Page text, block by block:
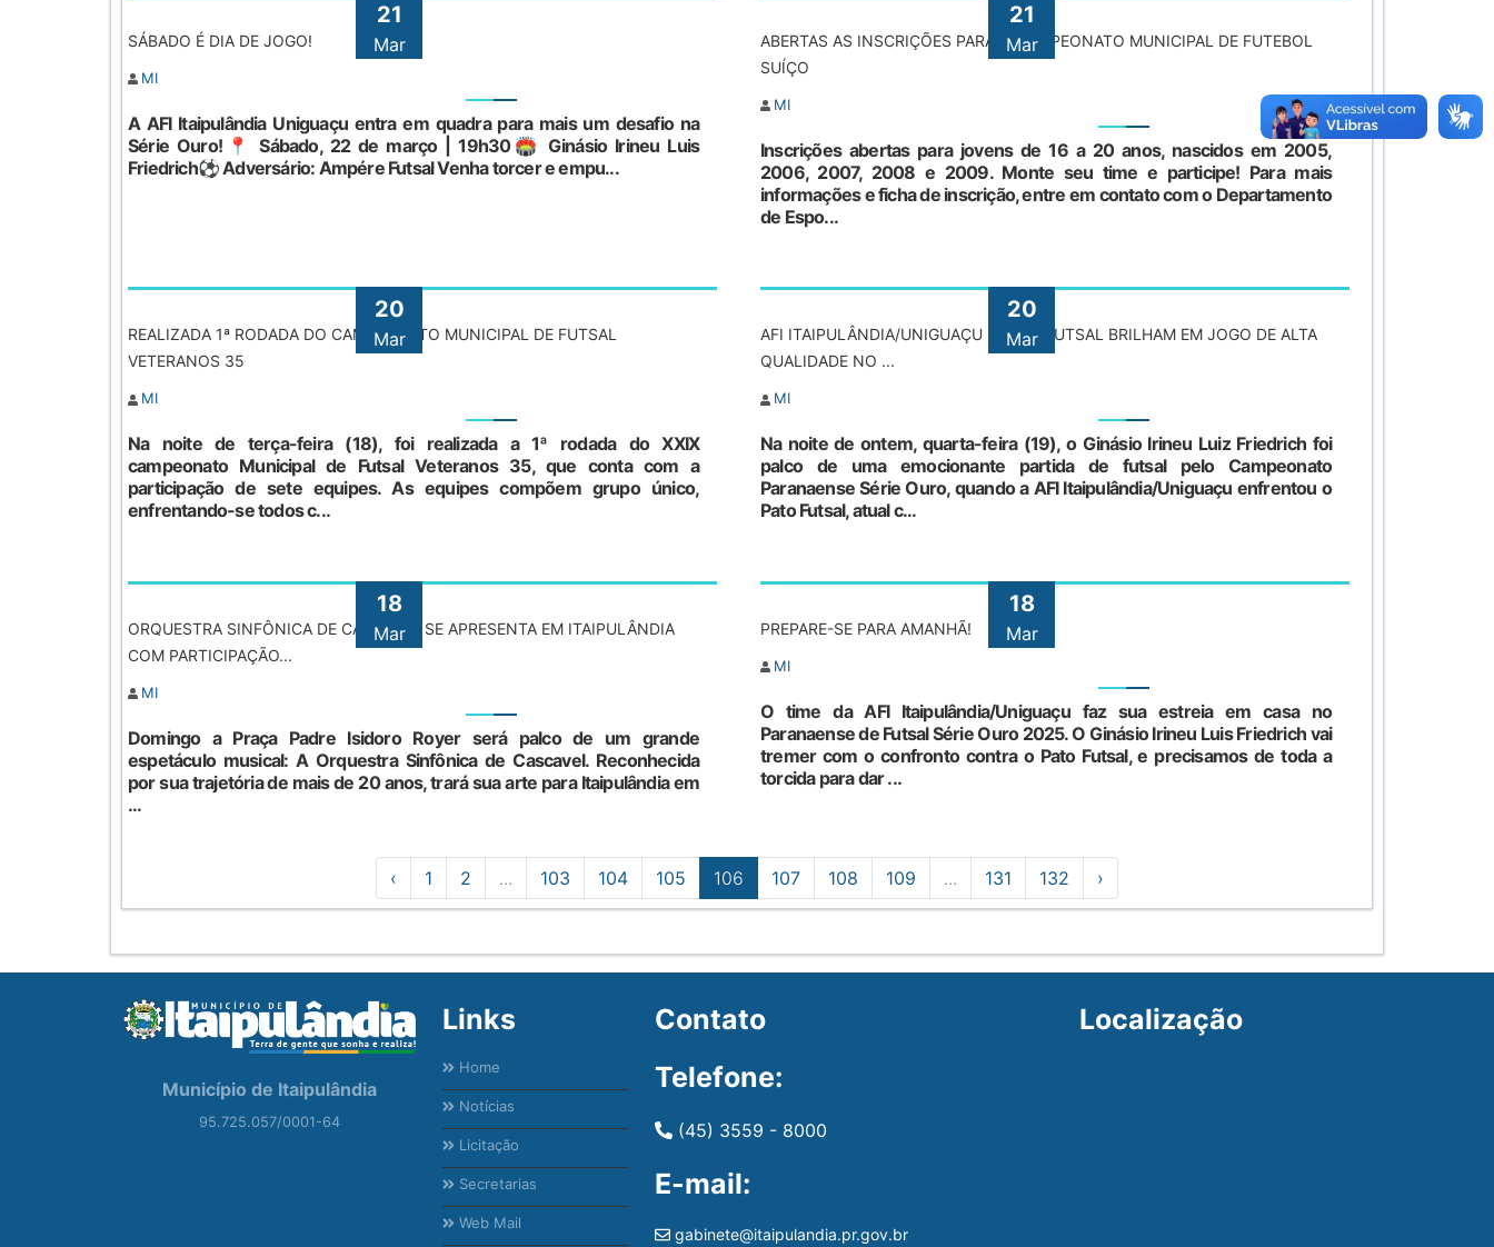
21
Mar
SÁBADO É DIA DE JOGO!
MI
A AFI Itaipulândia Uniguaçu entra em quadra para mais um desafio na
Série Ouro!📍 Sábado, 22 de março | 19h30🏟 Ginásio Irineu Luis
Friedrich⚽ Adversário: Ampére Futsal Venha torcer e empu...
21
Mar
ABERTAS AS INSCRIÇÕES PARA O CAMPEONATO MUNICIPAL DE FUTEBOL
SUÍÇO
MI
Inscrições abertas para jovens de 16 a 20 anos, nascidos em 2005,
2006, 2007, 2008 e 2009. Monte seu time e participe! Para mais
informações e ficha de inscrição, entre em contato com o Departamento
de Espo...
20
Mar
REALIZADA 1ª RODADA DO CAMPEONATO MUNICIPAL DE FUTSAL
VETERANOS 35
MI
Na noite de terça-feira (18), foi realizada a 1ª rodada do XXIX
campeonato Municipal de Futsal Veteranos 35, que conta com a
participação de sete equipes. As equipes compõem grupo único,
enfrentando-se todos c...
20
Mar
AFI ITAIPULÂNDIA/UNIGUAÇU E PATO FUTSAL BRILHAM EM JOGO DE ALTA
QUALIDADE NO ...
MI
Na noite de ontem, quarta-feira (19), o Ginásio Irineu Luiz Friedrich foi
palco de uma emocionante partida de futsal pelo Campeonato
Paranaense Série Ouro, quando a AFI Itaipulândia/Uniguaçu enfrentou o
Pato Futsal, atual c...
18
Mar
ORQUESTRA SINFÔNICA DE CASCAVEL SE APRESENTA EM ITAIPULÂNDIA
COM PARTICIPAÇÃO...
MI
Domingo a Praça Padre Isidoro Royer será palco de um grande
espetáculo musical: A Orquestra Sinfônica de Cascavel. Reconhecida
por sua trajetória de mais de 20 anos, trará sua arte para Itaipulândia em
...
18
Mar
PREPARE-SE PARA AMANHÃ!
MI
O time da AFI Itaipulândia/Uniguaçu faz sua estreia em casa no
Paranaense de Futsal Série Ouro 2025. O Ginásio Irineu Luis Friedrich vai
tremer com o confronto contra o Pato Futsal, e precisamos de toda a
torcida para dar ...
‹ 1 2 ... 103 104 105 106 107 108 109 ... 131 132 ›
Município de Itaipulândia
95.725.057/0001-64
Links
Home
Notícias
Licitação
Secretarias
Web Mail
Contato
Telefone:
(45) 3559 - 8000
E-mail:
gabinete@itaipulandia.pr.gov.br
Localização